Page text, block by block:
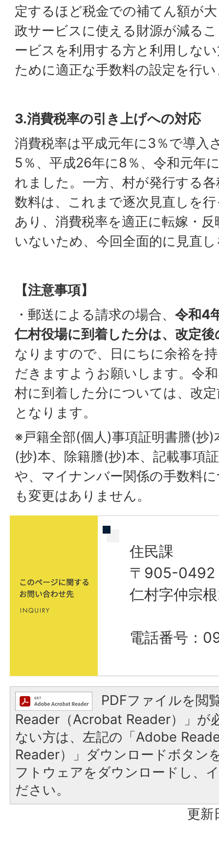
定するほど税金での補てん額が
政サービスに使える財源が減る
ービスを利用する方と利用しな
ために適正な手数料の設定を行
3.消費税率の引き上げへの対応
消費税率は平成元年に3％で導入
5％、平成26年に8％、令和元年
れました。一方、村が発行する
数料は、これまで逐次見直しを
あり、消費税率を適正に転嫁・
いないため、今回全面的に見直
【注意事項】
・郵送による請求の場合、 令和4
仁村役場に到着した分は、改定
なりますので、日にちに余裕を
だきますようお願いします。令
村に到着した分については、改
となります。
※戸籍全部(個人)事項証明書謄(抄)
(抄)本、除籍謄(抄)本、記載事項
や、マイナンバー関係の手数料
も変更はありません。
住民課
〒905-0492
仁村字仲宗
電話番号：
PDFファイルを閲
Reader（Acrobat Reader）」が
ない方は、左記の「Adobe
Reader）」ダウンロードボタン
フトウェアをダウンロードし、
ださい。
更新